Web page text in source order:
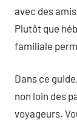
avec des
Plutôt que
familiale
Dans ce
non loin des
voyageurs.